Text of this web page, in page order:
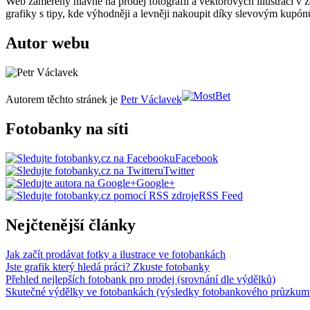
grafiky s tipy, kde výhodněji a levněji nakoupit díky slevovým
Autor webu
Autorem těchto stránek je Petr Václavek
Fotobanky na síti
Facebook
Twitter
Google+
RSS Feed
Nejčtenější články
Jak začít prodávat fotky a ilustrace ve fotobankách
Jste grafik který hledá práci? Zkuste fotobanky
Přehled nejlepších fotobank pro prodej (srovnání dle výdělků)
Skutečné výdělky ve fotobankách (výsledky fotobankového